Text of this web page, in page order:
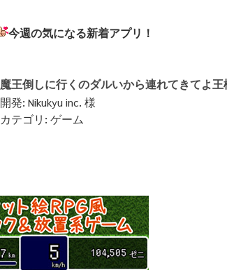
今週の気になる新着アプリ！
魔王倒しに行くのダルいから連れてきてよ王
開発: Nikukyu inc. 様
カテゴリ: ゲーム